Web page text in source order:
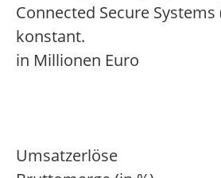
Connected Secure Systems
konstant.
in Millionen Euro
Umsatzerlöse